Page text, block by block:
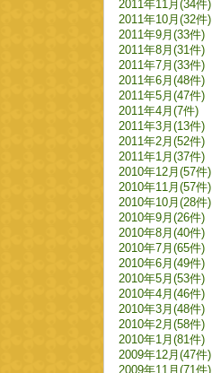
2011年11月(34件)
2011年10月(32件)
2011年9月(33件)
2011年8月(31件)
2011年7月(33件)
2011年6月(48件)
2011年5月(47件)
2011年4月(7件)
2011年3月(13件)
2011年2月(52件)
2011年1月(37件)
2010年12月(57件)
2010年11月(57件)
2010年10月(28件)
2010年9月(26件)
2010年8月(40件)
2010年7月(65件)
2010年6月(49件)
2010年5月(53件)
2010年4月(46件)
2010年3月(48件)
2010年2月(58件)
2010年1月(81件)
2009年12月(47件)
2009年11月(71件)